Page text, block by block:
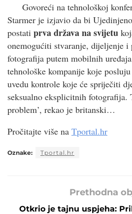
Govoreći na tehnološkoj
Starmer je izjavio da bi
postati prva država na svijetu
onemogućiti stvaranje, dijeljenje i
fotografija putem mobilnih
tehnološke kompanije koje
uvedu kontrole koje će spriječiti
seksualno eksplicitnih fotografija.
problem’, rekao je britanski…
Pročitajte više na Tportal.hr
Oznake: Tportal.hr
Prethodna
Otkrio je tajnu uspjeha: